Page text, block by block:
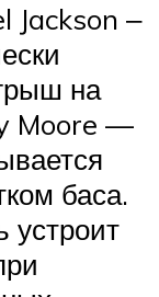
Jackson ‒
на
Moore —
баса.
устроит